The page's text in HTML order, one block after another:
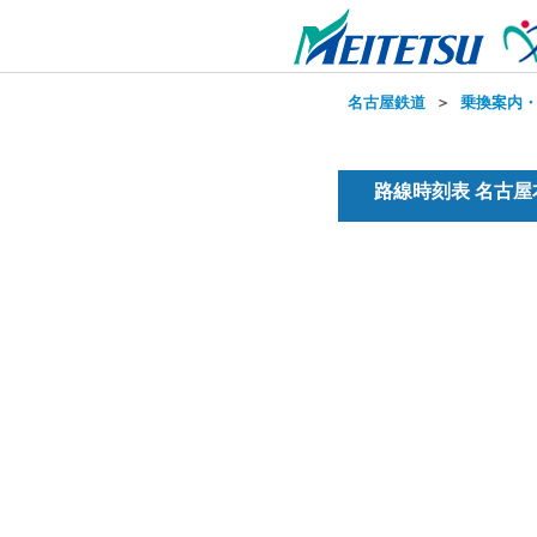
名古屋鉄道 ＞ 乗換案内
路線時刻表 名古